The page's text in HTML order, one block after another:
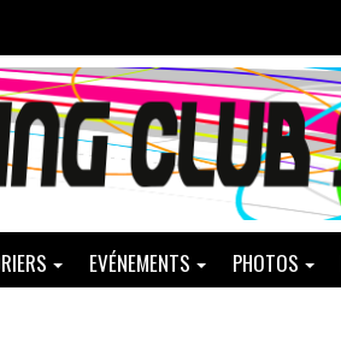
EVÉNEMENTS PHOTOS